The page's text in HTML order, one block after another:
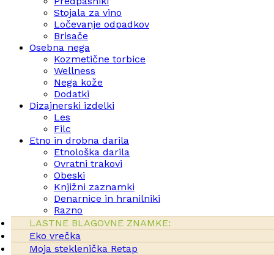
Stojala za vino
Ločevanje odpadkov
Brisače
Osebna nega
Kozmetične torbice
Wellness
Nega kože
Dodatki
Dizajnerski izdelki
Les
Filc
Etno in drobna darila
Etnološka darila
Ovratni trakovi
Obeski
Knjižni zaznamki
Denarnice in hranilniki
Razno
LASTNE BLAGOVNE ZNAMKE:
Eko vrečka
Moja steklenička Retap